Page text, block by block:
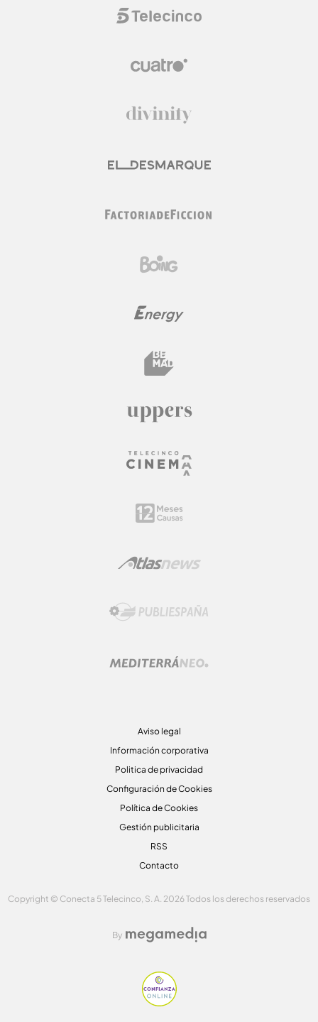
Aviso legal
Información corporativa
Politica de privacidad
Configuración de Cookies
Política de Cookies
Gestión publicitaria
RSS
Contacto
Copyright © Conecta 5 Telecinco, S. A. 2026 Todos los derechos reservados
By